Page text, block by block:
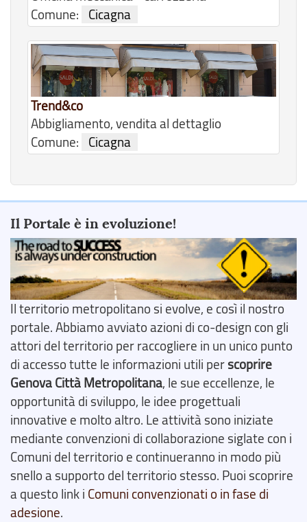
Comune:
Cicagna
Trend&co
Abbigliamento, vendita al dettaglio
Comune:
Cicagna
Il Portale è in evoluzione!
Il territorio metropolitano si evolve, e così il nostro
portale. Abbiamo avviato azioni di co-design con gli
attori del territorio per raccogliere in un unico punto
di accesso tutte le informazioni utili perscoprire
Genova Città Metropolitana, le sue eccellenze, le
opportunità di sviluppo, le idee progettuali
innovative e molto altro. Le attività sono iniziate
mediante convenzioni di collaborazione siglate con i
Comuni del territorio e continueranno in modo più
snello a supporto del territorio stesso. Puoi scoprire
a questo link i Comuni convenzionati o in fase di
adesione.